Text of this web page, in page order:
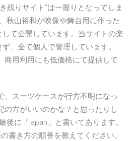
残りサイト”は一握りとなってしま
秋山裕和が映像や舞台用に作った
て公開しています。当サイトの楽
、全て個人で管理しています。
商用利用にも低価格にて提供して
、スーツケースが行方不明になっ
の方がいいのかな？と思ったりし
後に「japan」と書いてあります。
書き方の順番を教えてください。